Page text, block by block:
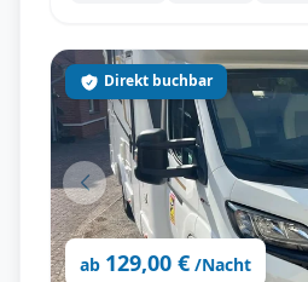
ab 129,00 € /Nacht
Direkt buchbar